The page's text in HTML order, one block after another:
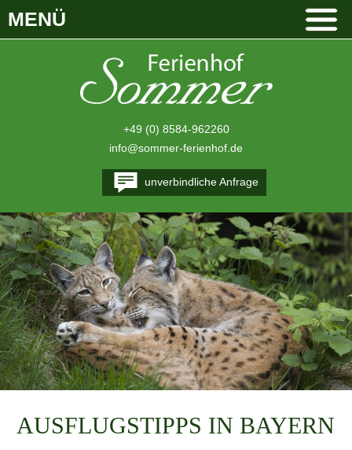
+49 (0) 8584-962260
info@sommer-ferienhof.de
unverbindliche Anfrage
MENÜ
AUSFLUGSTIPPS IN BAYERN